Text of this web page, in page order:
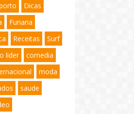
Dicas
Funana
Receitas
Surf
lider
comedia
moda
saude